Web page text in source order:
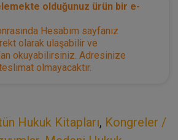
olduğunuz ürün bir e-
Hesabım sayfanız
olarak ulaşabilir ve
okuyabilirsiniz. Adresinize
olmayacaktır.
Hukuk Kitapları, Kongreler /